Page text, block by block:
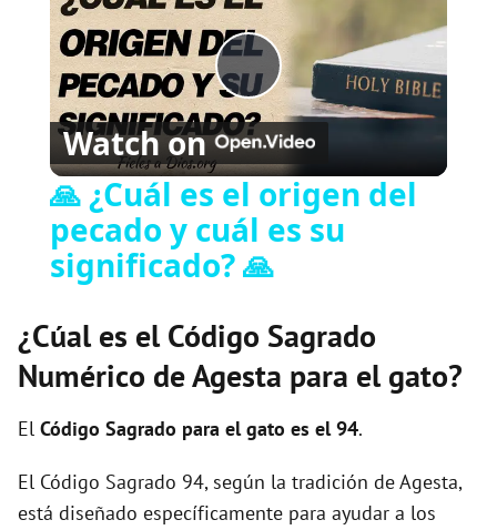
Play
Video
Watch on
🙏 ¿Cuál es el origen del
pecado y cuál es su
significado? 🙏
¿Cúal es el Código Sagrado
Numérico de Agesta para el gato?
El Código Sagrado para el gato es el 94.
El Código Sagrado 94, según la tradición de Agesta,
está diseñado específicamente para ayudar a los